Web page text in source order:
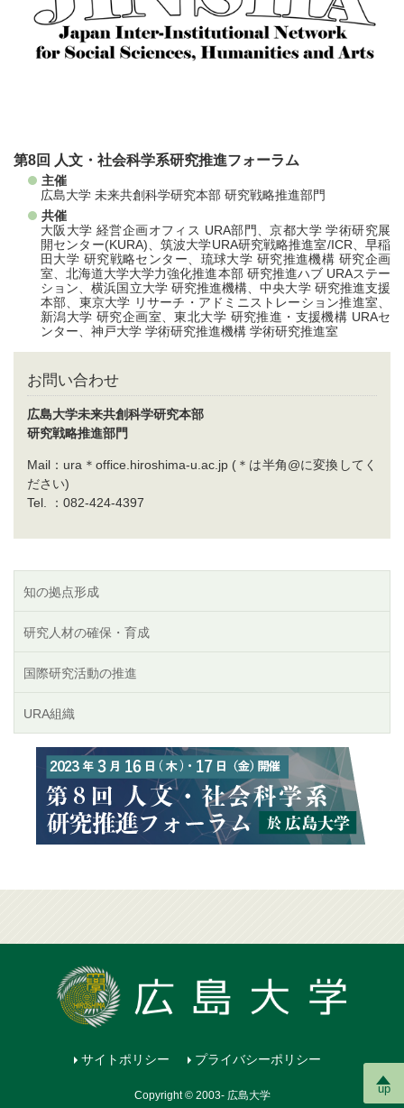
第8回 ⼈⽂・社会科学系研究推進フォーラム
主催
広島⼤学 未来共創科学研究本部 研究戦略推進部⾨
共催
大阪大学 経営企画オフィス URA部門、京都大学 学術研究展
開センター(KURA)、筑波大学URA研究戦略推進室/ICR、早稲
田大学 研究戦略センター、琉球大学 研究推進機構 研究企画
室、北海道大学大学力強化推進本部 研究推進ハブ URAステー
ション、横浜国立大学 研究推進機構、中央大学 研究推進支援
本部、東京大学 リサーチ・アドミニストレーション推進室、
新潟大学 研究企画室、東北大学 研究推進・支援機構 URAセ
ンター、神戸大学 学術研究推進機構 学術研究推進室
お問い合わせ
広島⼤学未来共創科学研究本部
研究戦略推進部⾨
Mail：ura＊office.hiroshima-u.ac.jp (＊は半角@に変換してく
ださい)
Tel. ：082-424-4397
知の拠点形成
研究人材の確保・育成
国際研究活動の推進
URA組織
up
サイトポリシー プライバシーポリシー
Copyright © 2003- 広島大学